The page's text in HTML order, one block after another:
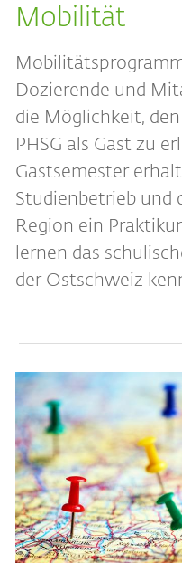
Mobilität
Dozierende und
die Möglichkeit,
PHSG als Gast zu
Gastsemester
Studienbetrieb und
Region ein
lernen das
der Ostschweiz